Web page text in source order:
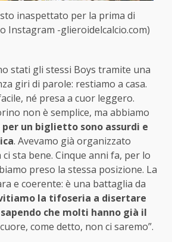
inaspettato per la prima di
Instagram -glieroidelcalcio.com)
stati gli stessi Boys tramite una
giri di parole: restiamo a casa.
né presa a cuor leggero.
non è semplice, ma abbiamo
per un biglietto sono assurdi e
. Avevamo già organizzato
sta bene. Cinque anni fa, per lo
preso la stessa posizione. La
e coerente: è una battaglia da
la tifoseria a disertare
che molti hanno già il
come detto, non ci saremo”.